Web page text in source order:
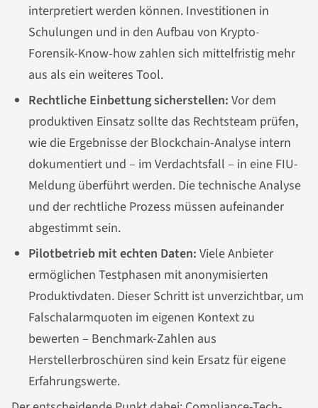
interpretiert werden können. Investitionen in
Schulungen und in den Aufbau von Krypto-
Forensik-Know-how zahlen sich mittelfristig mehr
aus als ein weiteres Tool.
Rechtliche Einbettung sicherstellen: Vor dem
produktiven Einsatz sollte das Rechtsteam prüfen,
wie die Ergebnisse der Blockchain-Analyse intern
dokumentiert und – im Verdachtsfall – in eine FIU-
Meldung überführt werden. Die technische Analyse
und der rechtliche Prozess müssen aufeinander
abgestimmt sein.
Pilotbetrieb mit echten Daten: Viele Anbieter
ermöglichen Testphasen mit anonymisierten
Produktivdaten. Dieser Schritt ist unverzichtbar, um
Falschalarmquoten im eigenen Kontext zu
bewerten – Benchmark-Zahlen aus
Herstellerbroschüren sind kein Ersatz für eigene
Erfahrungswerte.